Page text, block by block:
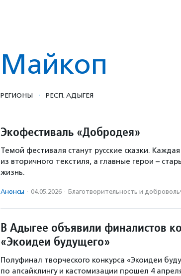
Майкоп
РЕГИОНЫ · РЕСП. АДЫГЕЯ
Экофестиваль «Добродея»
Темой фестиваля станут русские сказки.
из вторичного текстиля, а главные герои –
жизнь.
Анонсы · 04.05.2026 · Благотвори­тель­ность и
В Адыгее объявили финалистов
«Экоидеи будущего»
Полуфинал творческого конкурса «Экоидеи
по апсайклингу и кастомизации прошел 4